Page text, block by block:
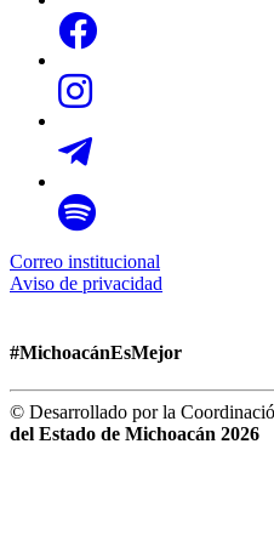
Correo institucional
Aviso de privacidad
#MichoacánEsMejor
© Desarrollado por la
del Estado de Michoacán 2026